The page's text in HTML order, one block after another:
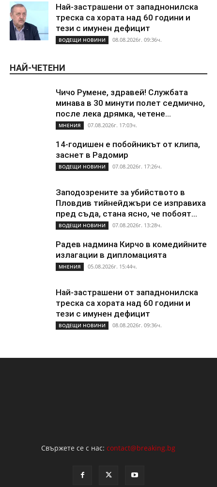
Най-застрашени от западнонилска
треска са хората над 60 години и
тези с имунен дефицит
ВОДЕЩИ НОВИНИ 08.08.2026г. 09:36ч.
НАЙ-ЧЕТЕНИ
Чичо Румене, здравей! Службата
минава в 30 минути полет седмично,
после лека дрямка, четене...
МНЕНИЯ 07.08.2026г. 17:03ч.
14-годишен е побойникът от клипа,
заснет в Радомир
ВОДЕЩИ НОВИНИ 07.08.2026г. 17:26ч.
Заподозрените за убийството в
Пловдив тийнейджъри се изправиха
пред съда, стана ясно, че побоят...
ВОДЕЩИ НОВИНИ 07.08.2026г. 13:28ч.
Радев надмина Кирчо в комедийните
излагации в дипломацията
МНЕНИЯ 05.08.2026г. 15:44ч.
Най-застрашени от западнонилска
треска са хората над 60 години и
тези с имунен дефицит
ВОДЕЩИ НОВИНИ 08.08.2026г. 09:36ч.
Свържете се с нас:contact@breaking.bg